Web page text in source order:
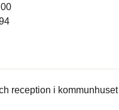
reception i kommunhuset